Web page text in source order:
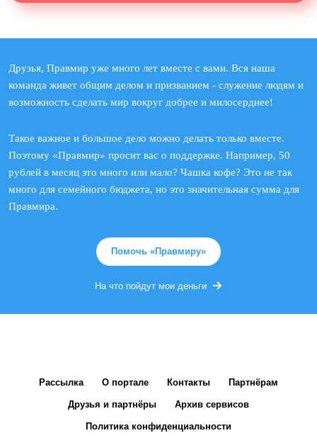
Друзья, Правмир уже много лет вместе с вами. Вся наша
команда живет общим делом и призванием - служение людям и
возможность сделать мир вокруг добрее и милосерднее!
Такое важное и большое дело можно делать только вместе.
Поэтому «Правмир» просит вас о поддержке. Например, 50
рублей в месяц это много или мало? Чашка кофе? Это не так
много для семейного бюджета, но это значительная сумма для
Правмира.
Помочь «Правмиру»
На что пойдут мои деньги
Рассылка О портале Контакты Партнёрам
Друзья и партнёры Архив сервисов
Политика конфиденциальности